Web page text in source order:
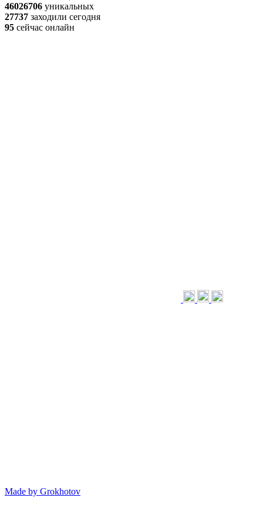
46026706 уникальных
27737 заходили сегодня
95 сейчас онлайн
Made by Grokhotov